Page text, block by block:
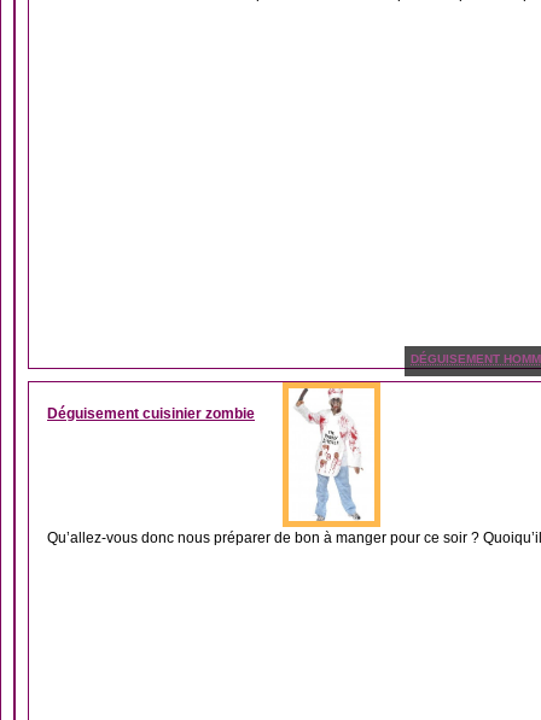
DÉGUISEMENT
Déguisement cuisinier zombie
Qu’allez-vous donc nous préparer de bon à manger pour ce soir ?